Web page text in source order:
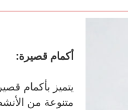
أكمام قصيرة:
يتميز بأكمام
متنوعة من